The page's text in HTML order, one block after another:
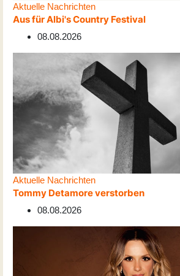
Aktuelle Nachrichten
Aus für Albi's Country Festival
08.08.2026
Aktuelle Nachrichten
Tommy Detamore verstorben
08.08.2026